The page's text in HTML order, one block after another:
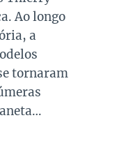
Ao longo
a
tornaram